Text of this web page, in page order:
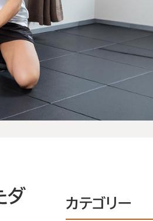
石神井公園店
ダ カテゴリー